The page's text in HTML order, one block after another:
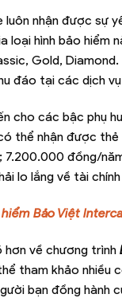
luôn nhận được sự
loại hình bảo hiểm
Gold,
đáo tại các dịch
cho các bậc phụ
thể nhận được
đồng/
lo lắng về tài chính
hiểm Bảo Việt
hơn về chương trình
tham khảo nhiều
bạn đồng